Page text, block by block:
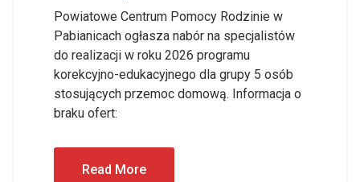
Powiatowe Centrum Pomocy Rodzinie w
Pabianicach ogłasza nabór na specjalistów
do realizacji w roku 2026 programu
korekcyjno-edukacyjnego dla grupy 5 osób
stosujących przemoc domową. Informacja o
braku ofert:
Read More